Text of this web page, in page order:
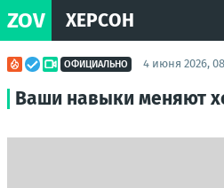
ZOV ХЕРСОН
ОФИЦИАЛЬНО 4 июня 2026,
Ваши навыки меняют